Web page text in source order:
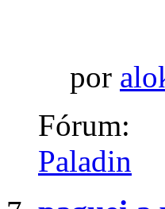
por
Fórum:
Paladin